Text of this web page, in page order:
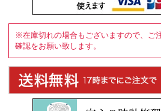
※在庫切れの場合もございますので、ご
確認をお願い致します。